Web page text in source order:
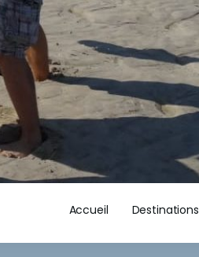
Accueil Destinations